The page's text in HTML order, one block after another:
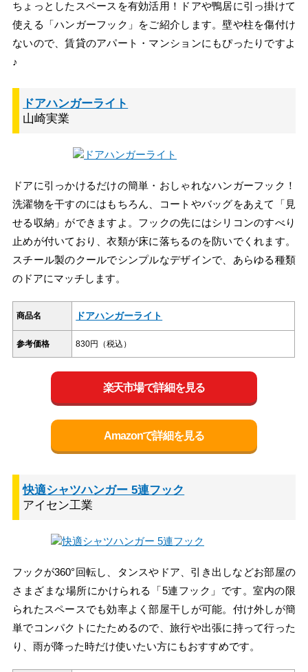
ちょっとしたスペースを有効活用！ドアや鴨居に引っ掛けて
使える「ハンガーフック」をご紹介します。壁や柱を傷付け
ないので、賃貸のアパート・マンションにもぴったりですよ
♪
ドアハンガーライト
山崎実業
ドアに引っかけるだけの簡単・おしゃれなハンガーフック！
洗濯物を干すのにはもちろん、コートやバッグをあえて「見
せる収納」ができますよ。フックの先にはシリコンのすべり
止めが付いており、衣類が床に落ちるのを防いでくれます。
スチール製のクールでシンプルなデザインで、あらゆる種類
のドアにマッチします。
商品名 ドアハンガーライト
参考価格 830円（税込）
楽天市場で詳細を見る
Amazonで詳細を見る
快適シャツハンガー 5連フック
アイセン工業
フックが360°回転し、タンスやドア、引き出しなどお部屋の
さまざまな場所にかけられる「5連フック」です。室内の限
られたスペースでも効率よく部屋干しが可能。付け外しが簡
単でコンパクトにたためるので、旅行や出張に持って行った
り、雨が降った時だけ使いたい方にもおすすめです。